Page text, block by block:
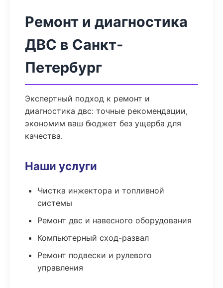
Ремонт и диагностика
ДВС в Санкт-
Петербург
Экспертный подход к ремонт и
диагностика двс: точные рекомендации,
экономим ваш бюджет без ущерба для
качества.
Наши услуги
Чистка инжектора и топливной
системы
Ремонт двс и навесного оборудования
Компьютерный сход-развал
Ремонт подвески и рулевого
управления